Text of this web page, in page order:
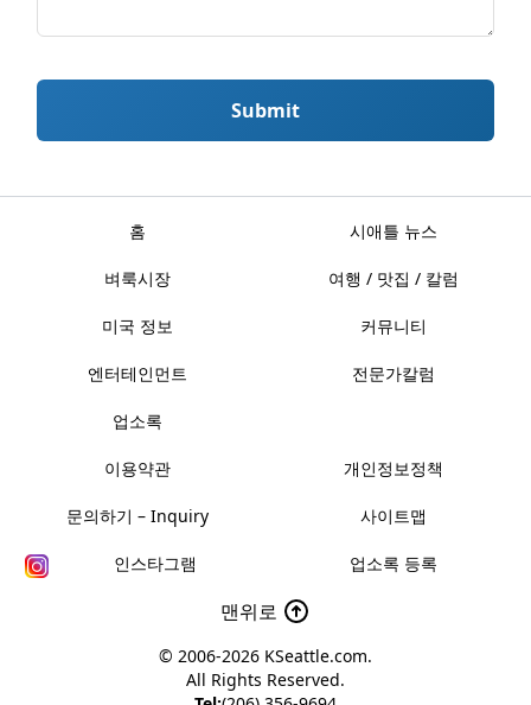
Submit
홈 시애틀 뉴스
벼룩시장 여행 / 맛집 / 칼럼
미국 정보 커뮤니티
엔터테인먼트 전문가칼럼
업소록
이용약관 개인정보정책
문의하기 – Inquiry 사이트맵
인스타그램 업소록 등록
맨위로
© 2006-2026 KSeattle.com.
All Rights Reserved.